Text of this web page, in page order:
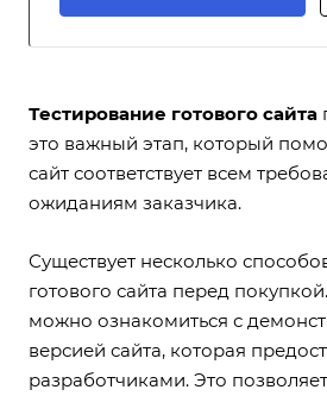
Тестирование готового сайта
это важный этап, который
сайт соответствует всем
ожиданиям заказчика.
Существует несколько
готового сайта перед
можно ознакомиться с
версией сайта, которая
разработчиками. Это